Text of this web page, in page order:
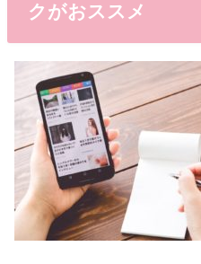
クがおススメ